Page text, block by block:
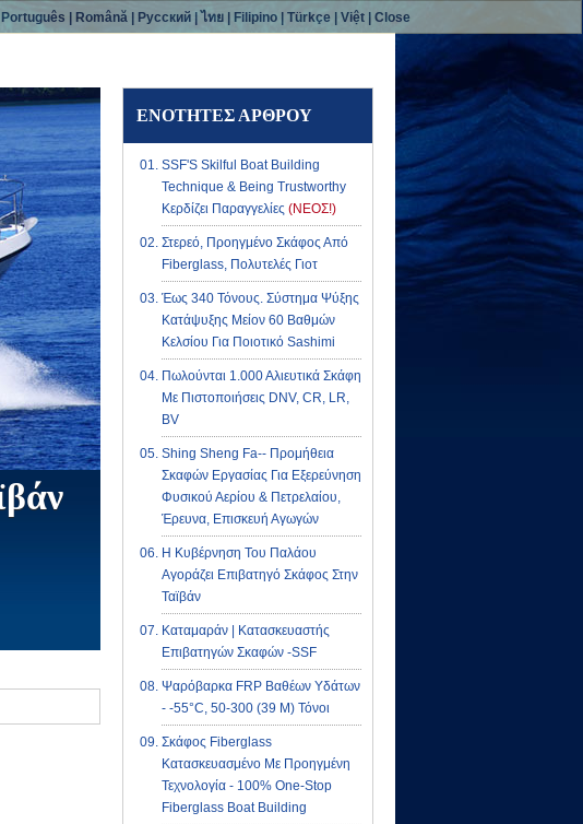
ΕΝΌΤΗΤΕΣ ΆΡΘΡΟΥ
SSF'S Skilful Boat Building
Technique & Being Trustworthy
Κερδίζει Παραγγελίες (ΝΕΟΣ!)
Στερεό, Προηγμένο Σκάφος Από
Fiberglass, Πολυτελές Γιοτ
Έως 340 Τόνους. Σύστημα Ψύξης
Κατάψυξης Μείον 60 Βαθμών
Κελσίου Για Ποιοτικό Sashimi
Πωλούνται 1.000 Αλιευτικά Σκάφη
Με Πιστοποιήσεις DNV, CR, LR,
BV
Shing Sheng Fa-- Προμήθεια
Σκαφών Εργασίας Για Εξερεύνηση
Φυσικού Αερίου & Πετρελαίου,
Έρευνα, Επισκευή Αγωγών
Η Κυβέρνηση Του Παλάου
Αγοράζει Επιβατηγό Σκάφος Στην
Ταϊβάν
Καταμαράν | Κατασκευαστής
Επιβατηγών Σκαφών -SSF
Ψαρόβαρκα FRP Βαθέων Υδάτων
- -55°C, 50-300 (39 M) Τόνοι
Σκάφος Fiberglass
Κατασκευασμένο Με Προηγμένη
Τεχνολογία - 100% One-Stop
Fiberglass Boat Building
Português Română| Русский| ไทย| Filipino| Türkçe| Việt| Close